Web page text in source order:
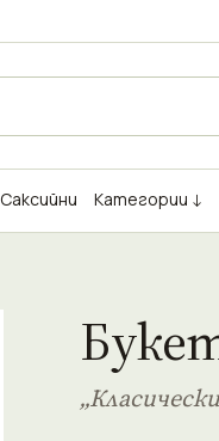
Саксийни Категории ↓